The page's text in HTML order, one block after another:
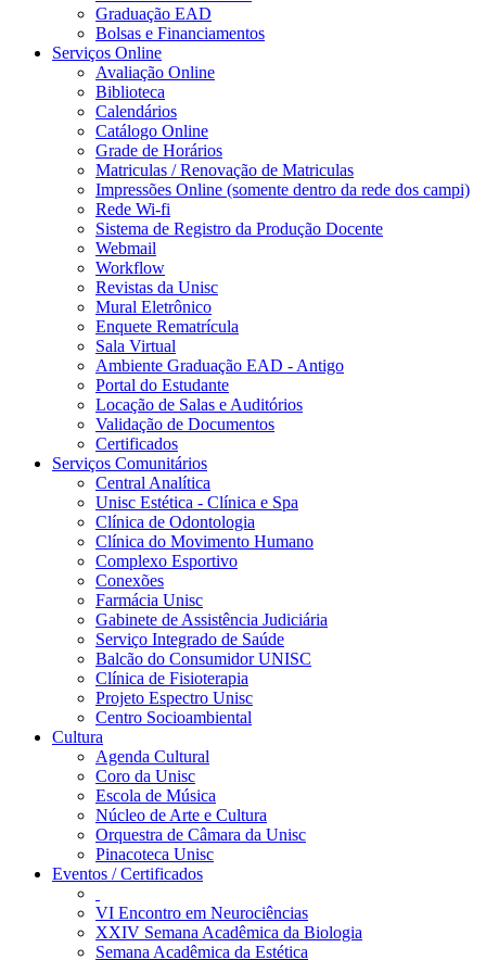
Graduação EAD
Bolsas e Financiamentos
Serviços Online
Avaliação Online
Biblioteca
Calendários
Catálogo Online
Grade de Horários
Matriculas / Renovação de Matriculas
Impressões Online (somente dentro da rede dos campi)
Rede Wi-fi
Sistema de Registro da Produção Docente
Webmail
Workflow
Revistas da Unisc
Mural Eletrônico
Enquete Rematrícula
Sala Virtual
Ambiente Graduação EAD - Antigo
Portal do Estudante
Locação de Salas e Auditórios
Validação de Documentos
Certificados
Serviços Comunitários
Central Analítica
Unisc Estética - Clínica e Spa
Clínica de Odontologia
Clínica do Movimento Humano
Complexo Esportivo
Conexões
Farmácia Unisc
Gabinete de Assistência Judiciária
Serviço Integrado de Saúde
Balcão do Consumidor UNISC
Clínica de Fisioterapia
Projeto Espectro Unisc
Centro Socioambiental
Cultura
Agenda Cultural
Coro da Unisc
Escola de Música
Núcleo de Arte e Cultura
Orquestra de Câmara da Unisc
Pinacoteca Unisc
Eventos / Certificados
VI Encontro em Neurociências
XXIV Semana Acadêmica da Biologia
Semana Acadêmica da Estética